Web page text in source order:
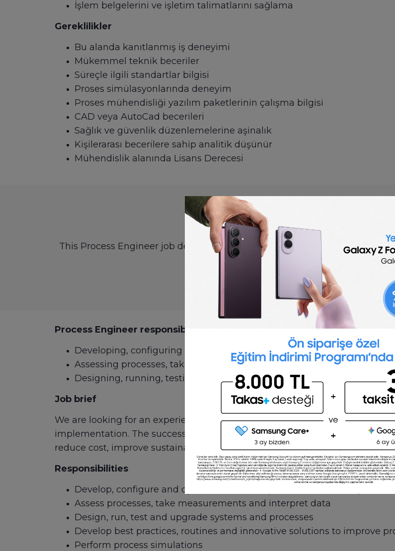
İşlem belgelerini ve işletim talimatlarını sağlama
Gereklilikler
Bu alanda kanıtlanmış iş deneyimi
Mükemmel teknik beceriler
Süreçle ilgili standartlar bilgisi
Proses simülasyonlarında deneyim
Proses mühendisliği yazılım paketlerinin çalışma bilgisi
CAD veya AutoCad becerileri
Sağlık ve güvenlik düzenlemelerine aşinalık
Kişilerarası becerilere sahip analitik düşünür
Mühendislik alanında Lisans Derecesi
Process Engineer job
This Process Engineer job description template is optimized for posting to
customize for your company.
Post a job for free
Process Engineer responsibilities include:
Developing, configuring and optimizing industrial processes from
Assessing processes, taking measurements and interpreting data
Designing, running, testing and upgrading systems and processes
Job brief
We are looking for an experienced Process Engineer to be responsible for
implementation. The successful candidate will be able to improve
reduce cost, improve sustainability and maximize profitability.
Responsibilities
Develop, configure and optimize industrial processes from inception
Assess processes, take measurements and interpret data
Design, run, test and upgrade systems and processes
Develop best practices, routines and innovative solutions to improve
Perform process simulations